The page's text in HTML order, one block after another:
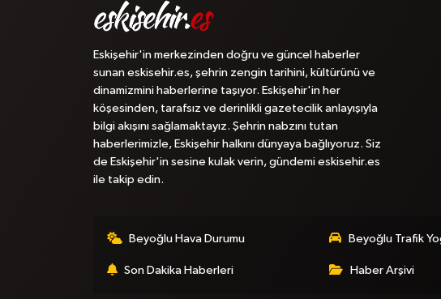
Eskişehir'in merkezinden doğru ve güncel haberler
sunan eskisehir.es, şehrin zengin tarihini, kültürünü ve
dinamizmini haberlerine taşıyor. Eskişehir'in her
köşesinden, tarafsız ve derinlikli gazetecilik anlayışıyla
bilgi akışını sağlamaktayız. Şehrin nabzını tutan
haberlerimizle, Eskişehir halkını dünyaya bağlıyoruz. Siz
de Eskişehir'in sesine kulak verin, gündemi eskisehir.es
ile takip edin.
Beyoğlu Hava Durumu Beyoğlu Trafik
Son Dakika Haberleri Haber Arşivi